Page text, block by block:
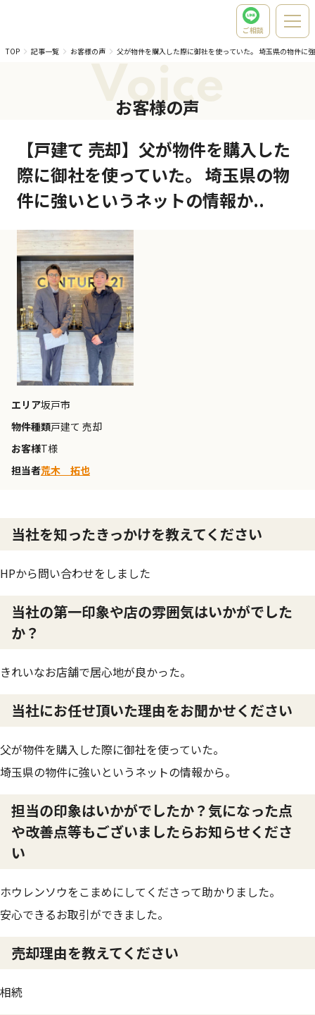
ご相談
TOP
記事一覧 お客様の声 父が物件を購入した際に御社を使っていた。 埼玉県の物件に
Voice
お客様の声
【戸建て 売却】父が物件を購入した
際に御社を使っていた。 埼玉県の物
件に強いというネットの情報か..
エリア坂戸市
物件種類戸建て 売却
お客様T様
担当者荒木 拓也
当社を知ったきっかけを教えてください
HPから問い合わせをしました
当社の第一印象や店の雰囲気はいかがでした
か？
きれいなお店舗で居心地が良かった。
当社にお任せ頂いた理由をお聞かせください
父が物件を購入した際に御社を使っていた。
埼玉県の物件に強いというネットの情報から。
担当の印象はいかがでしたか？気になった点
や改善点等もございましたらお知らせくださ
い
ホウレンソウをこまめにしてくださって助かりました。
安心できるお取引ができました。
売却理由を教えてください
相続